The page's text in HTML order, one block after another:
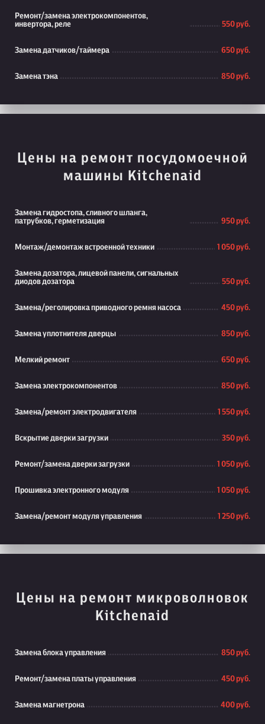
Ремонт/замена электрокомпонентов,
инвертора, реле
550 руб.
Замена датчиков/таймера 650 руб.
Замена тэна 850 руб.
Цены на ремонт посудомоечной
машины Kitchenaid
Замена гидростопа, сливного шланга,
патрубков, герметизация
950 руб.
Монтаж/демонтаж встроенной техники 1 050 руб.
Замена дозатора, лицевой панели, сигнальных
диодов дозатора
550 руб.
Замена/реголировка приводного ремня насоса 450 руб.
Замена уплотнителя дверцы 850 руб.
Мелкий ремонт 650 руб.
Замена электрокомпонентов 850 руб.
Замена/ремонт электродвигателя 1 550 руб.
Вскрытие дверки загрузки 350 руб.
Ремонт/замена дверки загрузки 1 050 руб.
Прошивка электронного модуля 1 050 руб.
Замена/ремонт модуля управления 1 250 руб.
Цены на ремонт микроволновок
Kitchenaid
Замена блока управления 850 руб.
Ремонт/замена платы управления 450 руб.
Замена магнетрона 400 руб.